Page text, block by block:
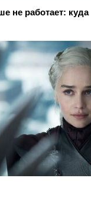
не работает: